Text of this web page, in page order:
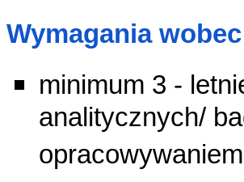
Wymagania
minimum 3 -
analitycznych/